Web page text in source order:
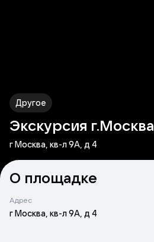
Другое
Экскурсия г.Москва
г Москва, кв-л 9А, д 4
О площадке
Адрес
г Москва, кв-л 9А, д 4